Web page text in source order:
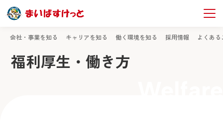
会社・事業を知る キャリアを知る 働く環境を知る 採用情報 よくあ
TOP 社員採用情報 福利厚生・働き方
福利厚生・働き方